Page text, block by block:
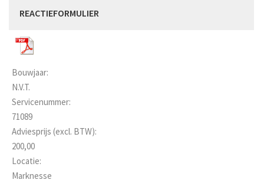
REACTIEFORMULIER
Bouwjaar:
N.V.T.
Servicenummer:
71089
Adviesprijs (excl. BTW):
200,00
Locatie:
Marknesse